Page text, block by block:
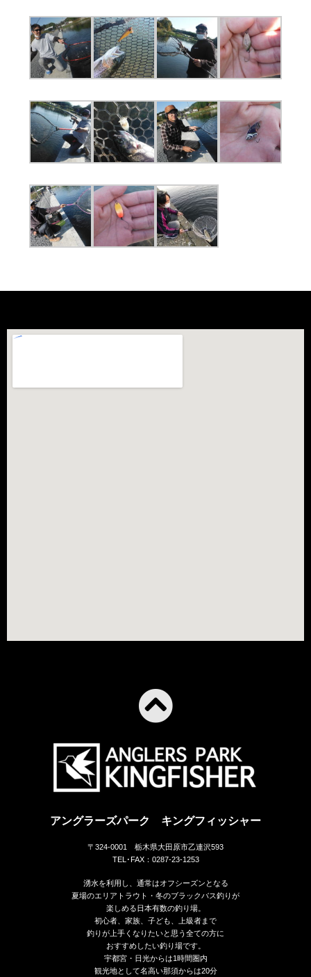
アングラーズパーク キングフィッシャー
〒324-0001 栃木県大田原市乙連沢593
TEL･FAX：0287-23-1253
湧水を利用し、通常はオフシーズンとなる
夏場のエリアトラウト・冬のブラックバス釣りが
楽しめる日本有数の釣り場。
初心者、家族、子ども、上級者まで
釣りが上手くなりたいと思う全ての方に
おすすめしたい釣り場です。
宇都宮・日光からは1時間圏内
観光地として名高い那須からは20分